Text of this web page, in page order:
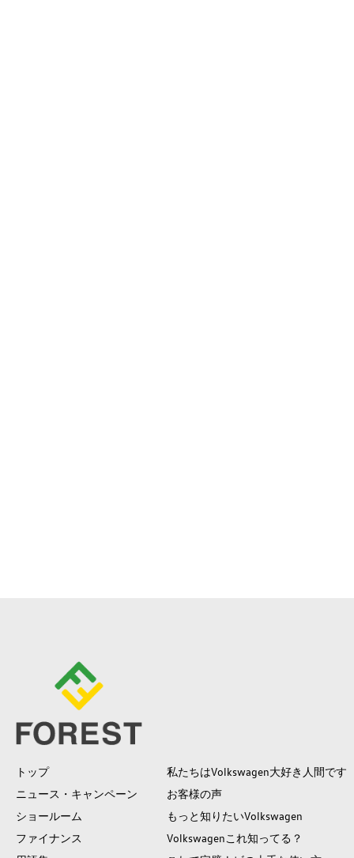
トップ
ニュース・キャンペーン
ショールーム
ファイナンス
私たちはVolkswagen大好き人間です
お客様の声
もっと知りたいVolkswagen
Volkswagenこれ知ってる？